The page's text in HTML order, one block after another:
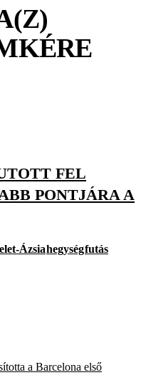
FEL
PONTJÁRA A
Ázsiahegységfutás
a Barcelona első